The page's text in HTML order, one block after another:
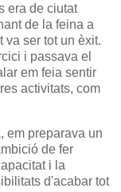
era de ciutat
de la feina a
va ser tot un èxit.
i passava el
em feia sentir
activitats, com
em preparava un
de fer
i la
d'acabar tot